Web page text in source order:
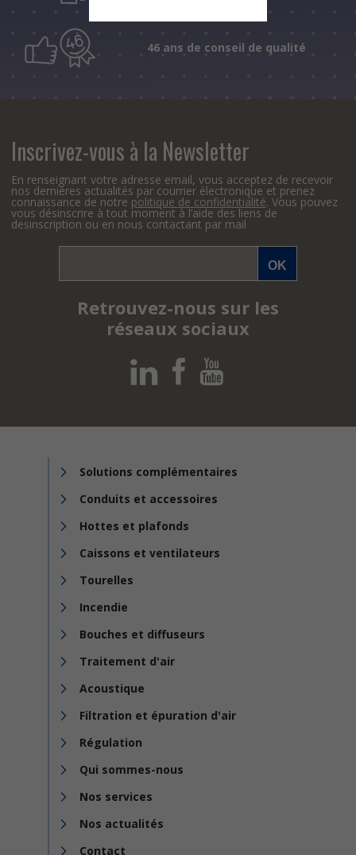
46 ans de conseil de qualité
Inscrivez-vous à la Newsletter
En renseignant votre adresse email, vous acceptez de recevoir
nos dernières actualités par courrier électronique et prenez
connaissance de notre politique de confidentialité. Vous pouvez
vous désinscrire à tout moment à l’aide des liens de
desinscription ou en nous contactant par mail
Retrouvez-nous sur les
réseaux sociaux
Solutions complémentaires
Conduits et accessoires
Hottes et plafonds
Caissons et ventilateurs
Tourelles
Incendie
Bouches et diffuseurs
Traitement d'air
Acoustique
Filtration et épuration d'air
Régulation
Qui sommes-nous
Nos services
Nos actualités
Contact